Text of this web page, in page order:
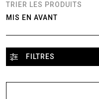
TRIER LES PRODUITS
FILTRES